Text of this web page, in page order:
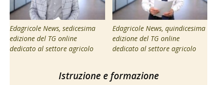
Edagricole News, sedicesima
edizione del TG online
dedicato al settore agricolo
Edagricole News, quindicesima
edizione del TG online
dedicato al settore agricolo
Istruzione e formazione